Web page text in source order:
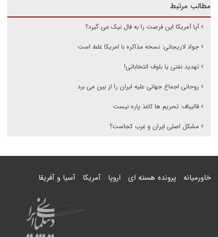
مطالب مرتبط
آیا آمریکا این فرصت را به فال نیک می گیرد؟
جواد لاریجانی: نسخه مذاکره با امریکا غلط است
تهدید نفتی یا بلوف انتخاباتی!
روحانی اجماع جهانی علیه ایران را از بین می برد
قالیباف: تحریم ها کاغذ پاره نیست
مشکل اصلی ایران و غرب کجاست؟
خاورمیانه پرونده هسته ای اروپا آمریکا آسیا و آفریقا